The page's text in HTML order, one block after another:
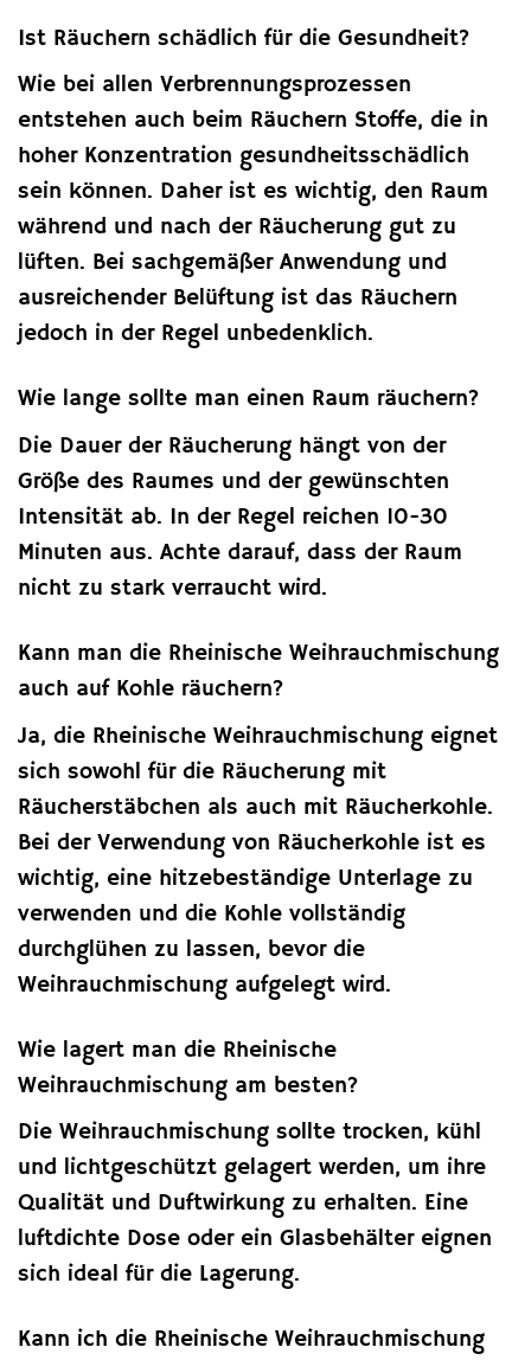
Ist Räuchern schädlich für die Gesundheit?
Wie bei allen Verbrennungsprozessen
entstehen auch beim Räuchern Stoffe, die in
hoher Konzentration gesundheitsschädlich
sein können. Daher ist es wichtig, den Raum
während und nach der Räucherung gut zu
lüften. Bei sachgemäßer Anwendung und
ausreichender Belüftung ist das Räuchern
jedoch in der Regel unbedenklich.
Wie lange sollte man einen Raum räuchern?
Die Dauer der Räucherung hängt von der
Größe des Raumes und der gewünschten
Intensität ab. In der Regel reichen 10-30
Minuten aus. Achte darauf, dass der Raum
nicht zu stark verraucht wird.
Kann man die Rheinische Weihrauchmischung
auch auf Kohle räuchern?
Ja, die Rheinische Weihrauchmischung eignet
sich sowohl für die Räucherung mit
Räucherstäbchen als auch mit Räucherkohle.
Bei der Verwendung von Räucherkohle ist es
wichtig, eine hitzebeständige Unterlage zu
verwenden und die Kohle vollständig
durchglühen zu lassen, bevor die
Weihrauchmischung aufgelegt wird.
Wie lagert man die Rheinische
Weihrauchmischung am besten?
Die Weihrauchmischung sollte trocken, kühl
und lichtgeschützt gelagert werden, um ihre
Qualität und Duftwirkung zu erhalten. Eine
luftdichte Dose oder ein Glasbehälter eignen
sich ideal für die Lagerung.
Kann ich die Rheinische Weihrauchmischung